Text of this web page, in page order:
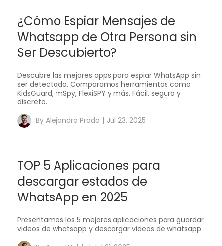
¿Cómo Espiar Mensajes de
Whatsapp de Otra Persona sin
Ser Descubierto?
Descubre las mejores apps para espiar WhatsApp sin
ser detectado. Comparamos herramientas como
KidsGuard, mSpy, FlexiSPY y más. Fácil, seguro y
discreto.
By Alejandro Prado | Jul 23, 2025
TOP 5 Aplicaciones para
descargar estados de
WhatsApp en 2025
Presentamos los 5 mejores aplicaciones para guardar
videos de whatsapp y descargar videos de whatsapp